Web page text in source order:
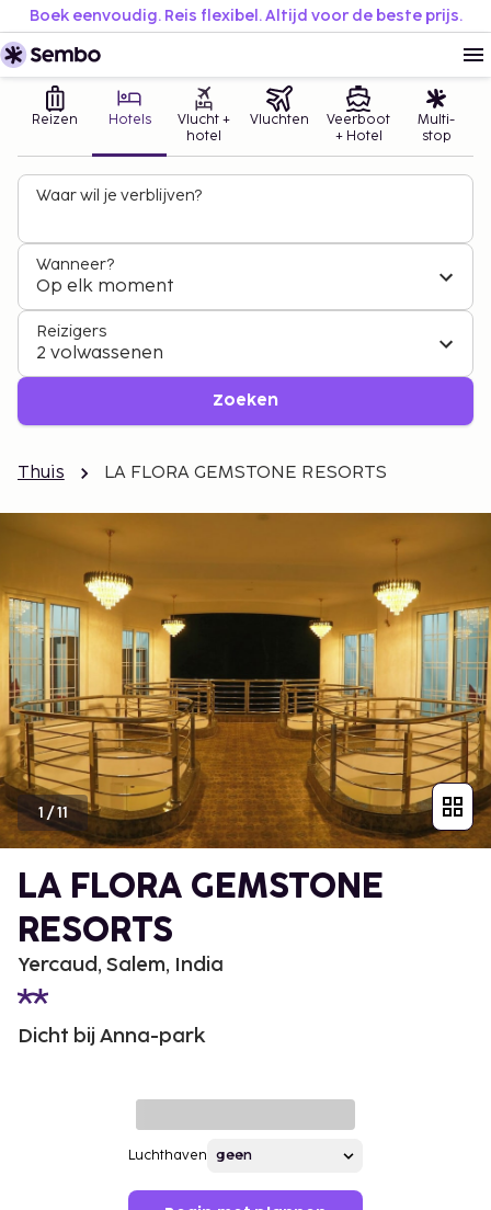
Boek eenvoudig. Reis flexibel. Altijd voor de beste prijs.
Reizen Hotels
Vlucht +
hotel
Vluchten
Veerboot
+ Hotel
Multi-
stop
Waar wil je verblijven?
Wanneer?
Op elk moment
Reizigers
2 volwassenen
Zoeken
Thuis LA FLORA GEMSTONE RESORTS
1 /11
LA FLORA GEMSTONE
RESORTS
Yercaud, Salem, India
Dicht bij Anna-park
Luchthaven